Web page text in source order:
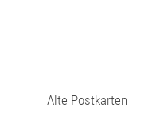
Alte Postkarten